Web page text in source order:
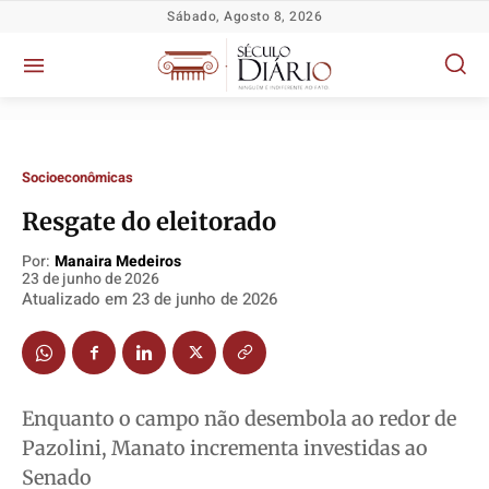
Socioeconômicas
Justiça
Educação
Segurança
Socioeconômicas
Justiça
Educação
Segurança
Socioeconômicas
Justiça
Educação
Segurança
Socioeconômicas
Justiça
Educação
Segurança
Sábado, Agosto 8, 2026
Socioeconômicas
Resgate do eleitorado
Por: Manaira Medeiros
23 de junho de 2026
Atualizado em 23 de junho de 2026
Enquanto o campo não desembola ao redor de
Pazolini, Manato incrementa investidas ao
Senado